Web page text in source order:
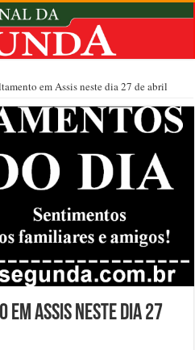
em Assis neste dia 27 de abril
em Assis neste dia 27